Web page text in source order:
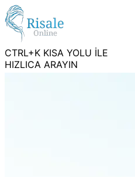
CTRL+K KISA YOLU İLE
HIZLICA ARAYIN